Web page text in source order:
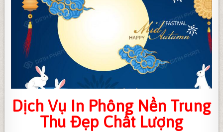
Dịch Vụ In Phông Nền Trung
Thu Đẹp Chất Lượng